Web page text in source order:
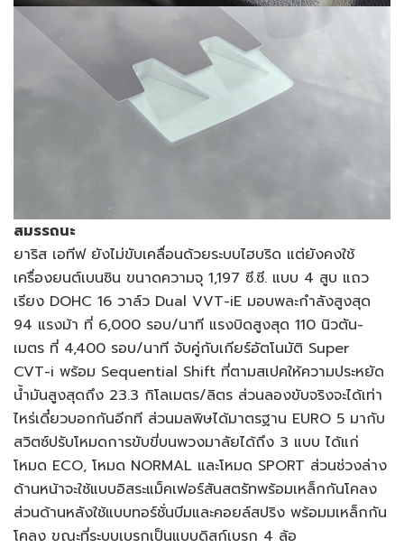
สมรรถนะ
ยาริส เอทีฟ ยังไม่ขับเคลื่อนด้วยระบบไฮบริด แต่ยังคงใช้
เครื่องยนต์เบนซิน ขนาดความจุ 1,197 ซี.ซี. แบบ 4 สูบ แถว
เรียง DOHC 16 วาล์ว Dual VVT-iE มอบพละกำลังสูงสุด
94 แรงม้า ที่ 6,000 รอบ/นาที แรงบิดสูงสุด 110 นิวตัน-
เมตร ที่ 4,400 รอบ/นาที จับคู่กับเกียร์อัตโนมัติ Super
CVT-i พร้อม Sequential Shift ที่ตามสเปคให้ความประหยัด
น้ำมันสูงสุดถึง 23.3 กิโลเมตร/ลิตร ส่วนลองขับจริงจะได้เท่า
ไหร่เดี๋ยวบอกกันอีกที ส่วนมลพิษได้มาตรฐาน EURO 5 มากับ
สวิตซ์ปรับโหมดการขับขี่บนพวงมาลัยได้ถึง 3 แบบ ได้แก่
โหมด ECO, โหมด NORMAL และโหมด SPORT ส่วนช่วงล่าง
ด้านหน้าจะใช้แบบอิสระแม็คเฟอร์สันสตรัทพร้อมเหล็กกันโคลง
ส่วนด้านหลังใช้แบบทอร์ชั่นบีมและคอยล์สปริง พร้อมมเหล็กกัน
โคลง ขณะที่ระบบเบรกเป็นแบบดิสก์เบรก 4 ล้อ